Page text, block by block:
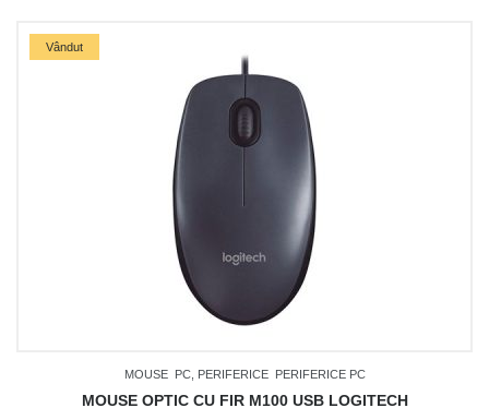
Vândut
MOUSE PC, PERIFERICE PERIFERICE PC
MOUSE OPTIC CU FIR M100 USB LOGITECH